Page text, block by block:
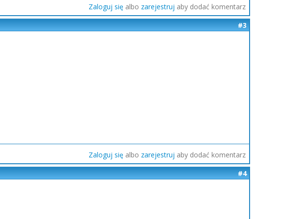
Zaloguj się albo zarejestruj aby dodać komentarz
#3
Zaloguj się albo zarejestruj aby dodać komentarz
#4